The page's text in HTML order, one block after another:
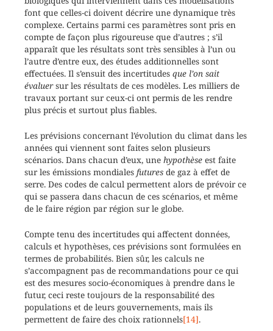
font que celles-ci doivent décrire une dynamique très
complexe. Certains parmi ces paramètres sont pris en
compte de façon plus rigoureuse que d’autres ; s’il
apparaît que les résultats sont très sensibles à l’un ou
l’autre d’entre eux, des études additionnelles sont
effectuées. Il s’ensuit des incertitudes que l’on sait
évaluersur les résultats de ces modèles. Les milliers de
travaux portant sur ceux-ci ont permis de les rendre
plus précis et surtout plus fiables.
Les prévisions concernant l’évolution du climat dans les
années qui viennent sont faites selon plusieurs
scénarios. Dans chacun d’eux, une hypothèse est faite
sur les émissions mondiales futures de gaz à effet de
serre. Des codes de calcul permettent alors de prévoir ce
qui se passera dans chacun de ces scénarios, et même
de le faire région par région sur le globe.
Compte tenu des incertitudes qui affectent données,
calculs et hypothèses, ces prévisions sont formulées en
termes de probabilités. Bien sûr, les calculs ne
s’accompagnent pas de recommandations pour ce qui
est des mesures socio-économiques à prendre dans le
futur, ceci reste toujours de la responsabilité des
populations et de leurs gouvernements, mais ils
permettent de faire des choix rationnels[14].